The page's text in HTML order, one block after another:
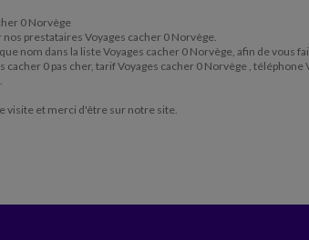
0 Norvège
prestataires Voyages cacher 0 Norvège.
nom dans la liste Voyages cacher 0 Norvège, afin de vous
0 pas cher, tarif Voyages cacher 0 Norvège ,
visite et merci d'être sur notre site.